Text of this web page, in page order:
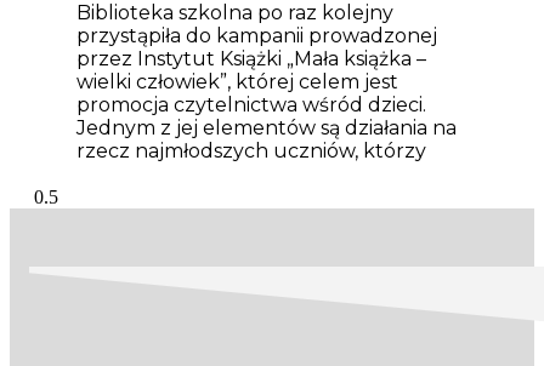
Biblioteka szkolna po raz kolejny
przystąpiła do kampanii prowadzonej
przez Instytut Książki „Mała książka –
wielki człowiek”, której celem jest
promocja czytelnictwa wśród dzieci.
Jednym z jej elementów są działania na
rzecz najmłodszych uczniów, którzy